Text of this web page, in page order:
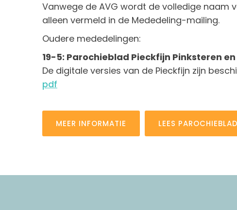
Vanwege de AVG wordt de volledige naam
alleen vermeld in de Mededeling-mailing.
Oudere mededelingen:
19-5: Parochieblad Pieckfijn Pinksteren
De digitale versies van de Pieckfijn zijn
pdf
MEER INFORMATIE LEES PAROCHIEBLAD